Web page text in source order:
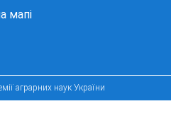
мапі
аграрних наук України